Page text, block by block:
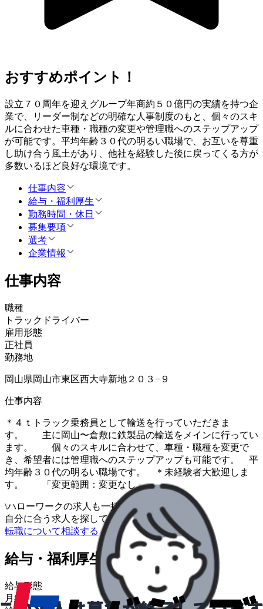
おすすめポイント！
設立７０周年を迎えグループ年商約５０億円の実績を持つ企
業で、リーダー制などの明確な人事制度のもと、個々のスキ
ルに合わせた車種・職種の変更や管理職へのステップアップ
が可能です。平均年齢３０代の明るい職場で、お互いを尊重
し助け合う風土があり、他社を経験した後に戻ってくる方が
多数いるほど良好な環境です。
仕事内容
給与・福利厚生
勤務時間・休日
募集要項
選考
企業情報
仕事内容
職種
トラックドライバー
雇用形態
正社員
勤務地
岡山県岡山市東区西大寺新地２０３−９
仕事内容
＊４ｔトラック乗務員として輸送を行っていただきま
す。 主に岡山〜倉敷に鉄製品の輸送をメインに行ってい
ます。 個々のスキルに合わせて、車種・職種を変更で
き、希望者には管理職へのステップアップも可能です。 平
均年齢３０代の明るい職場です。 ＊未経験者大歓迎しま
す。 「変更範囲：変更なし」
\ハローワークの求人も一括管理
自分に合う求人を探してもらう/
転職について相談する
給与・福利厚生
給与形態
月給